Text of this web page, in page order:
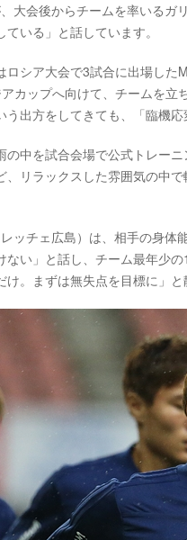
大会後からチームを率いる
いる」と話しています。
ロシア大会で3試合に出場し
カップへ向けて、チームを
出方をしてきても、「臨機
の中を試合会場で公式トレー
、リラックスした雰囲気の中
ッチェ広島）は、相手の身体
ない」と話し、チーム最年少
。まずは無失点を目標に」と